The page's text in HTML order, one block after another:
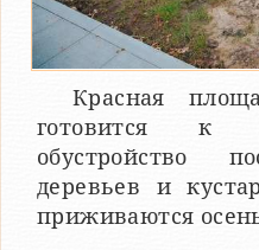
Красная
готовится к
обустройство
деревьев и
приживаются